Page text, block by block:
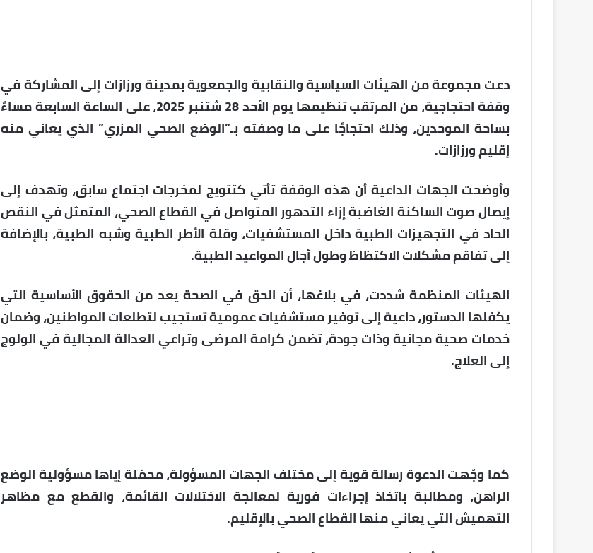
دعت مجموعة من الهيئات السياسية والنقابية والجمعوية بمدينة ورزازات إلى المشاركة في
وقفة احتجاجية، من المرتقب تنظيمها يوم الأحد 28 شتنبر 2025، على الساعة السابعة مساءً
بساحة الموحدين، وذلك احتجاجًا على ما وصفته بـ”الوضع الصحي المزري” الذي يعاني منه
إقليم ورزازات.
وأوضحت الجهات الداعية أن هذه الوقفة تأتي كتتويج لمخرجات اجتماع سابق، وتهدف إلى
إيصال صوت الساكنة الغاضبة إزاء التدهور المتواصل في القطاع الصحي، المتمثل في النقص
الحاد في التجهيزات الطبية داخل المستشفيات، وقلة الأطر الطبية وشبه الطبية، بالإضافة
إلى تفاقم مشكلات الاكتظاظ وطول آجال المواعيد الطبية.
الهيئات المنظمة شددت، في بلاغها، أن الحق في الصحة يعد من الحقوق الأساسية التي
يكفلها الدستور، داعية إلى توفير مستشفيات عمومية تستجيب لتطلعات المواطنين، وضمان
خدمات صحية مجانية وذات جودة، تضمن كرامة المرضى وتراعي العدالة المجالية في الولوج
إلى العلاج.
كما وجّهت الدعوة رسالة قوية إلى مختلف الجهات المسؤولة، محمّلة إياها مسؤولية الوضع
الراهن، ومطالبة باتخاذ إجراءات فورية لمعالجة الاختلالات القائمة، والقطع مع مظاهر
التهميش التي يعاني منها القطاع الصحي بالإقليم.